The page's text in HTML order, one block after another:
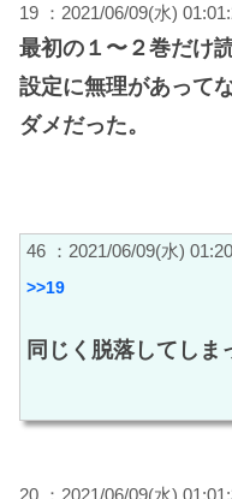
19 ：2021/06/09(水)
最初の１〜２巻だけ
設定に無理があって
ダメだった。
46 ：2021/06/09(水)
>>19
同じく脱落してしま
20 ：2021/06/09(水)